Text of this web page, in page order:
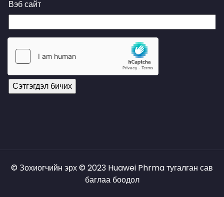
Вэб сайт
© Зохиогчийн эрх © 2023 Huawei Phrma тугалган сав
баглаа боодол